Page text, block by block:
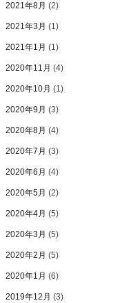
2021年8月 (2)
2021年3月 (1)
2021年1月 (1)
2020年11月 (4)
2020年10月 (1)
2020年9月 (3)
2020年8月 (4)
2020年7月 (3)
2020年6月 (4)
2020年5月 (2)
2020年4月 (5)
2020年3月 (5)
2020年2月 (5)
2020年1月 (6)
2019年12月 (3)